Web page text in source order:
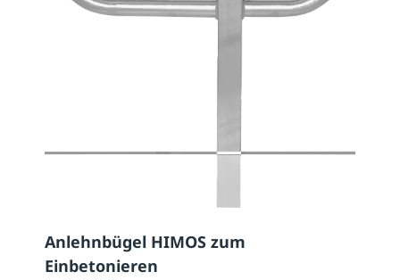
Anlehnbügel HIMOS zum
Einbetonieren